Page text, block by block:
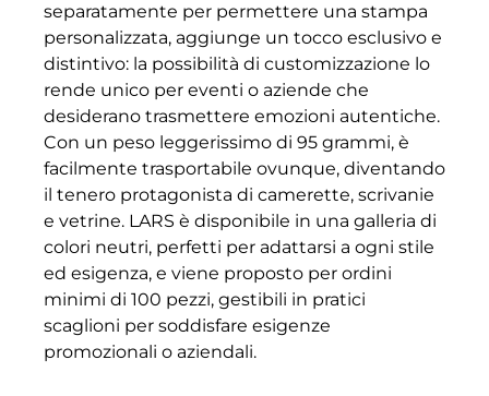
separatamente per permettere una stampa
personalizzata, aggiunge un tocco esclusivo e
distintivo: la possibilità di customizzazione lo
rende unico per eventi o aziende che
desiderano trasmettere emozioni autentiche.
Con un peso leggerissimo di 95 grammi, è
facilmente trasportabile ovunque, diventando
il tenero protagonista di camerette, scrivanie
e vetrine. LARS è disponibile in una galleria di
colori neutri, perfetti per adattarsi a ogni stile
ed esigenza, e viene proposto per ordini
minimi di 100 pezzi, gestibili in pratici
scaglioni per soddisfare esigenze
promozionali o aziendali.